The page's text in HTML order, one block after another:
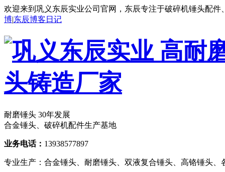
欢迎来到巩义东辰实业公司官网，东辰专注于破碎机锤头配
博|东辰博客日记
耐磨锤头 30年发展
合金锤头、破碎机配件生产基地
业务电话： 13938577897
专业生产：合金锤头、耐磨锤头、双液复合锤头、高铬锤头、